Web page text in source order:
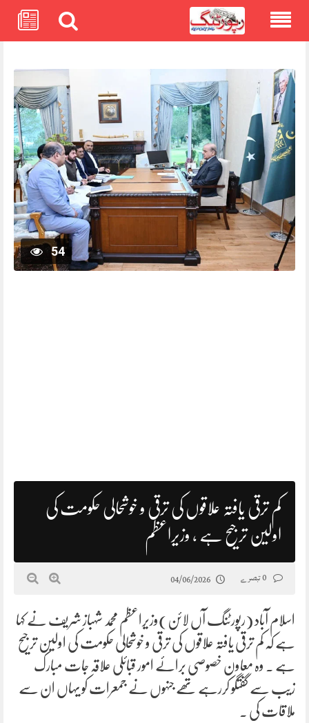
54
کم ترقی یافتہ علاقوں کی ترقی و خوشحالی حکومت کی
اولین ترجیح ہے ، وزیراعظم
04/06/2026
اسلام آباد (رپورٹنگ آں لائن)وزیراعظم محمد شہباز شریف نے کہا
ہے کہ کم ترقی یافتہ علاقوں کی ترقی و خوشحالی حکومت کی اولین ترجیح
ہے ۔ وہ معاون خصوصی برائے امور قبائلی علاقہ جات مبارک
زیب سے گفتگو کررہے تھے جنہوں نے جمعرات کو یہاں ان سے
ملاقات کی ۔